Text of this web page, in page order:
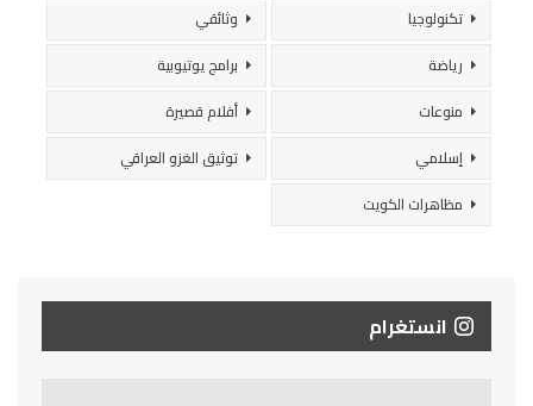
تكنولوجيا
وثائقي
رياضة
برامج يوتيوبية
منوعات
أفلام قصيرة
إسلامي
توثيق الغزو العراقي
مظاهرات الكويت
انستغرام